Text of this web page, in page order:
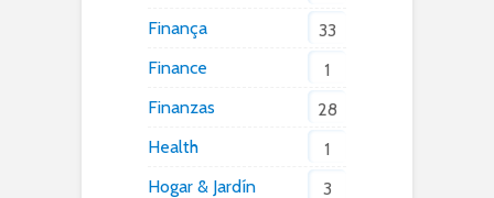
Finança
33
Finance
1
Finanzas
28
Health
1
Hogar & Jardín
3